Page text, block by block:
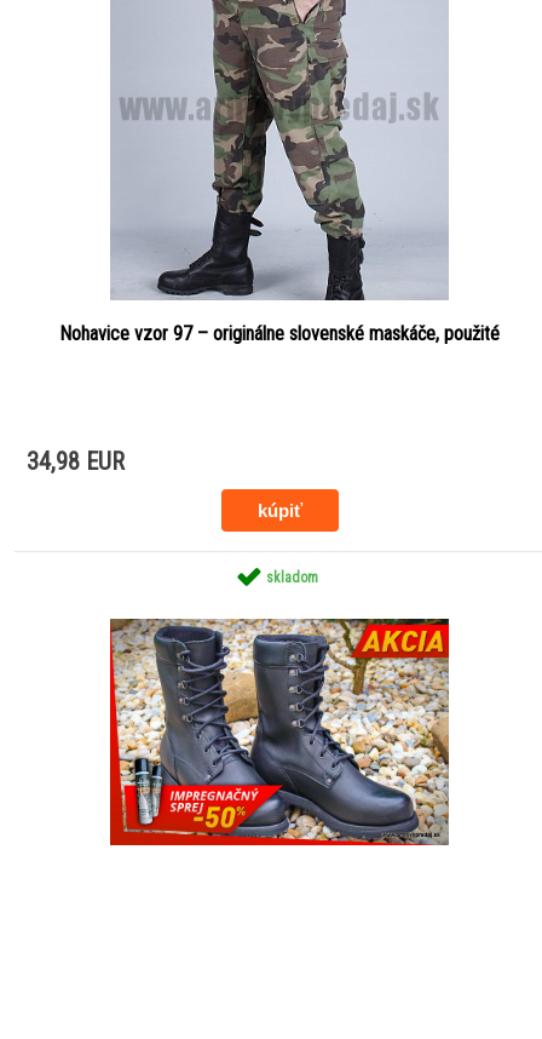
Nohavice vzor 97 – originálne slovenské maskáče, použité
34,98 EUR
skladom